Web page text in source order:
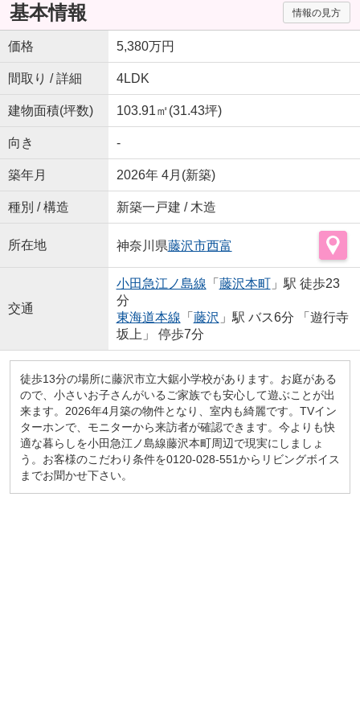
基本情報 情報の見方
価格 5,380万円
間取り / 詳細 4LDK
建物面積(坪数) 103.91㎡(31.43坪)
向き -
築年月 2026年 4月(新築)
種別 / 構造 新築一戸建 / 木造
所在地 神奈川県藤沢市西富
交通
小田急江ノ島線 「 藤沢本町」駅 徒歩23
分
東海道本線 「 藤沢 」駅 バス6分 「遊行寺
坂上」 停歩7分
徒歩13分の場所に藤沢市立大鋸小学校があります。お庭がある
ので、小さいお子さんがいるご家族でも安心して遊ぶことが出
来ます。2026年4月築の物件となり、室内も綺麗です。TVイン
ターホンで、モニターから来訪者が確認できます。今よりも快
適な暮らしを小田急江ノ島線藤沢本町周辺で現実にしましょ
う。お客様のこだわり条件を0120-028-551からリビングボイス
までお聞かせ下さい。